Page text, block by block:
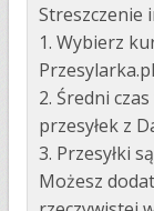
Streszczenie
1. Wybierz
2. Średni
przesyłek z
3. Przesyłki
Możesz